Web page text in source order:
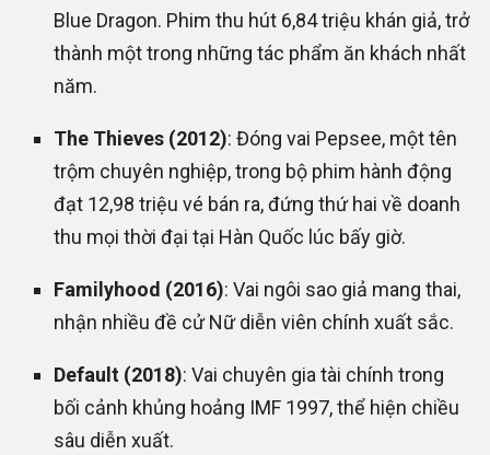
Blue Dragon. Phim thu hút 6,84 triệu khán giả, trở
thành một trong những tác phẩm ăn khách nhất
năm.
The Thieves (2012): Đóng vai Pepsee, một tên
trộm chuyên nghiệp, trong bộ phim hành động
đạt 12,98 triệu vé bán ra, đứng thứ hai về doanh
thu mọi thời đại tại Hàn Quốc lúc bấy giờ.
Familyhood (2016): Vai ngôi sao giả mang thai,
nhận nhiều đề cử Nữ diễn viên chính xuất sắc.
Default (2018): Vai chuyên gia tài chính trong
bối cảnh khủng hoảng IMF 1997, thể hiện chiều
sâu diễn xuất.